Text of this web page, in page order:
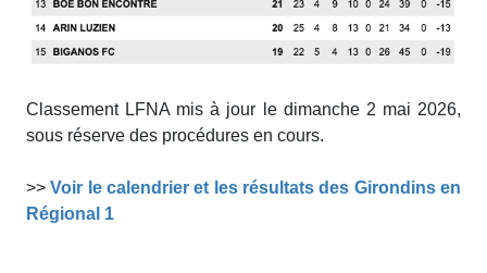
Classement LFNA mis à jour le dimanche 2 mai 2026,
sous réserve des procédures en cours.
>> Voir le calendrier et les résultats des Girondins en
Régional 1